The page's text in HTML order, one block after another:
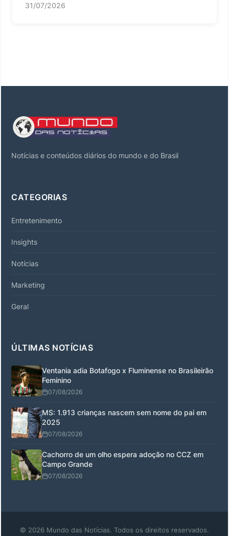
31/07/2026
Notícias e conteúdos diários do mundo e do Brasil
CATEGORIAS
Entretenimento
Insights
Notícias
Marketing
Geral
ÚLTIMAS NOTÍCIAS
Ventania adia Botafogo x Fluminense no Brasileirão
Feminino
07/08/2026
MS: 1.913 crianças nascem sem nome do pai em
2025
07/08/2026
Cachorro de um olho espera adoção no CCZ em
Campo Grande
07/08/2026
© 2026 Mundo das Notícias. Todos os direitos reservados.